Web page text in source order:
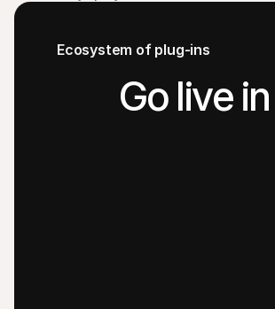
Ecosystem of plug-ins
Go live in